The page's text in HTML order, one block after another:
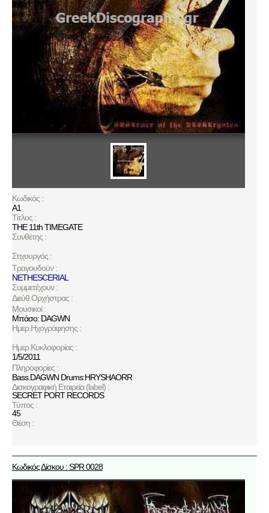
Κωδικός :
A1
Τίτλος :
THE 11th TIMEGATE
Συνθέτης :
Στιχουργός :
Τραγουδούν :
NETHESCERIAL
Συμμετέχουν :
Διεύθ.Ορχήστρας :
Μουσικοί :
Μπάσο: DAGWN
Ημερ.Ηχογράφησης :
Ημερ.Κυκλοφορίας :
1/5/2011
Πληροφορίες :
Bass.DAGWN Drums:HRYSHAORR
Δισκογραφική Εταιρεία (label) :
SECRET PORT RECORDS
Τύπος :
45
Θέση :
Κωδικός Δίσκου : SPR 0028